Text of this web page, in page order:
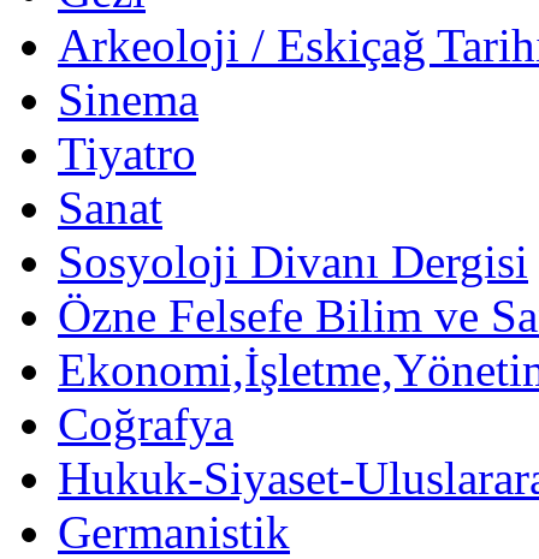
Arkeoloji / Eskiçağ
Sinema
Tiyatro
Sanat
Sosyoloji Divanı Dergisi
Özne Felsefe Bilim ve
Coğrafya
Hukuk-Siyaset-
Germanistik